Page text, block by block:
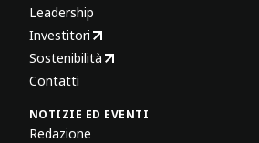
Leadership
Investitori
Sostenibilità
Contatti
NOTIZIE ED EVENTI
Redazione